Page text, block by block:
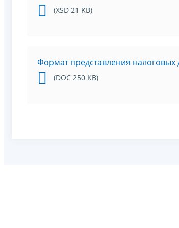
(XSD 21 KB)
Формат представления налоговых
(DOC 250 KB)